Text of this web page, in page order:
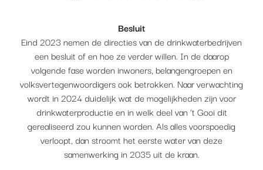
Besluit
Eind 2023 nemen de directies van de drinkwaterbedrijven
een besluit of en hoe ze verder willen. In de daarop
volgende fase worden inwoners, belangengroepen en
volksvertegenwoordigers ook betrokken. Naar verwachting
wordt in 2024 duidelijk wat de mogelijkheden zijn voor
drinkwaterproductie en in welk deel van ’t Gooi dit
gerealiseerd zou kunnen worden. Als alles voorspoedig
verloopt, dan stroomt het eerste water van deze
samenwerking in 2035 uit de kraan.